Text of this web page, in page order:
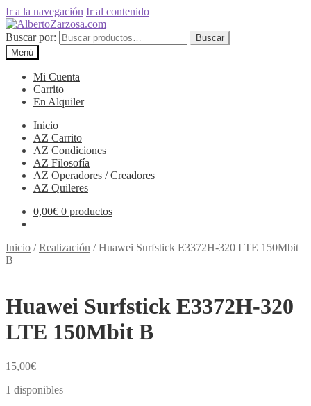
Ir a la navegación Ir al contenido
Buscar por:
Buscar
Menú
Mi Cuenta
Carrito
En Alquiler
Inicio
AZ Carrito
AZ Condiciones
AZ Filosofía
AZ Operadores / Creadores
AZ Quileres
0,00€ 0 productos
Inicio /Realización /Huawei Surfstick E3372H-320 LTE 150Mbit
B
Huawei Surfstick E3372H-320
LTE 150Mbit B
15,00€
1 disponibles